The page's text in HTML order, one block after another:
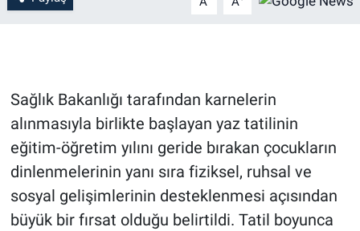
Sağlık Bakanlığı tarafından karnelerin
alınmasıyla birlikte başlayan yaz tatilinin
eğitim-öğretim yılını geride bırakan çocukların
dinlenmelerinin yanı sıra fiziksel, ruhsal ve
sosyal gelişimlerinin desteklenmesi açısından
büyük bir fırsat olduğu belirtildi. Tatil boyunca